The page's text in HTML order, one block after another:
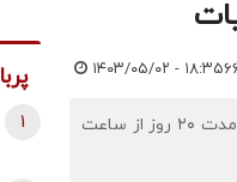
۱۴۰۳/۰۵/۰۲ - ۱۸:۳۵
اقتصادنیوز: معاون دادستان عمومی و انقلاب مرکز استان خراسان رضوی گفت: از تاریخ چهارشنبه3 مرداد به مدت ۲۰ روز از ساعت
1